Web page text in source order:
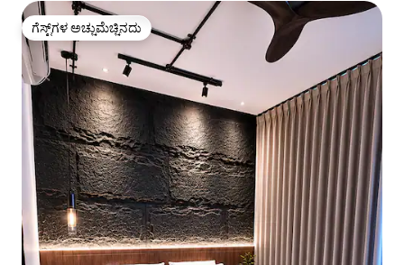
ಗೆಸ್ಟ್‌ಗಳ ಅಚ್ಚುಮೆಚ್ಚಿನದು
ಗೆಸ್ಟ್‌ಗಳ ಅಚ್ಚುಮೆಚ್ಚಿನದು